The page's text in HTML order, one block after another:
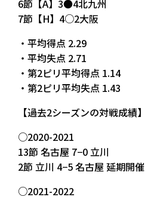
6節【A】3●4北九州
7節【H】4○2大阪
・平均得点 2.29
・平均失点 2.71
・第2ピリ平均得点 1.14
・第2ピリ平均失点 1.43
【過去2シーズンの対戦成績】
○2020-2021
13節 名古屋 7−0 立川
2節 立川 4−5 名古屋 延期開催
○2021-2022